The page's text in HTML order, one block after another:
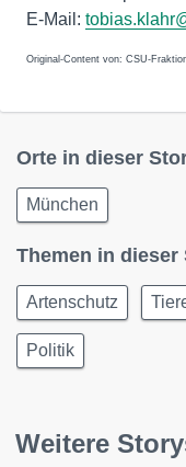
E-Mail:
Original-Content von: CSU-
Orte in dieser
München
Themen in dieser
Artenschutz
Politik
Weitere